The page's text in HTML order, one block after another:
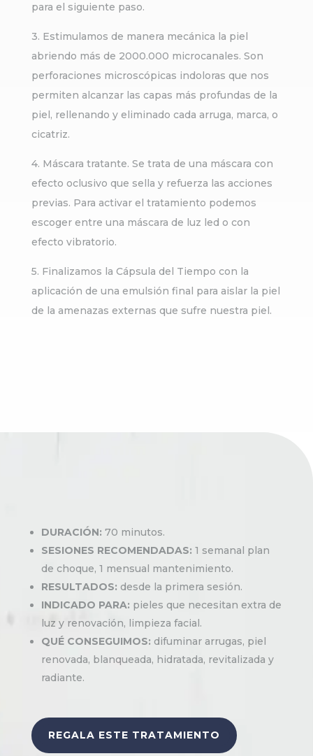
para el siguiente paso.
3. Estimulamos de manera mecánica la piel
abriendo más de 2000.000 microcanales. Son
perforaciones microscópicas indoloras que nos
permiten alcanzar las capas más profundas de la
piel, rellenando y eliminado cada arruga, marca, o
cicatriz.
4. Máscara tratante. Se trata de una máscara con
efecto oclusivo que sella y refuerza las acciones
previas. Para activar el tratamiento podemos
escoger entre una máscara de luz led o con
efecto vibratorio.
5. Finalizamos la Cápsula del Tiempo con la
aplicación de una emulsión final para aislar la piel
de la amenazas externas que sufre nuestra piel.
DURACIÓN: 70 minutos.
SESIONES RECOMENDADAS: 1 semanal plan
de choque, 1 mensual mantenimiento.
RESULTADOS: desde la primera sesión.
INDICADO PARA: pieles que necesitan extra de
luz y renovación, limpieza facial.
QUÉ CONSEGUIMOS: difuminar arrugas, piel
renovada, blanqueada, hidratada, revitalizada y
radiante.
REGALA ESTE TRATAMIENTO